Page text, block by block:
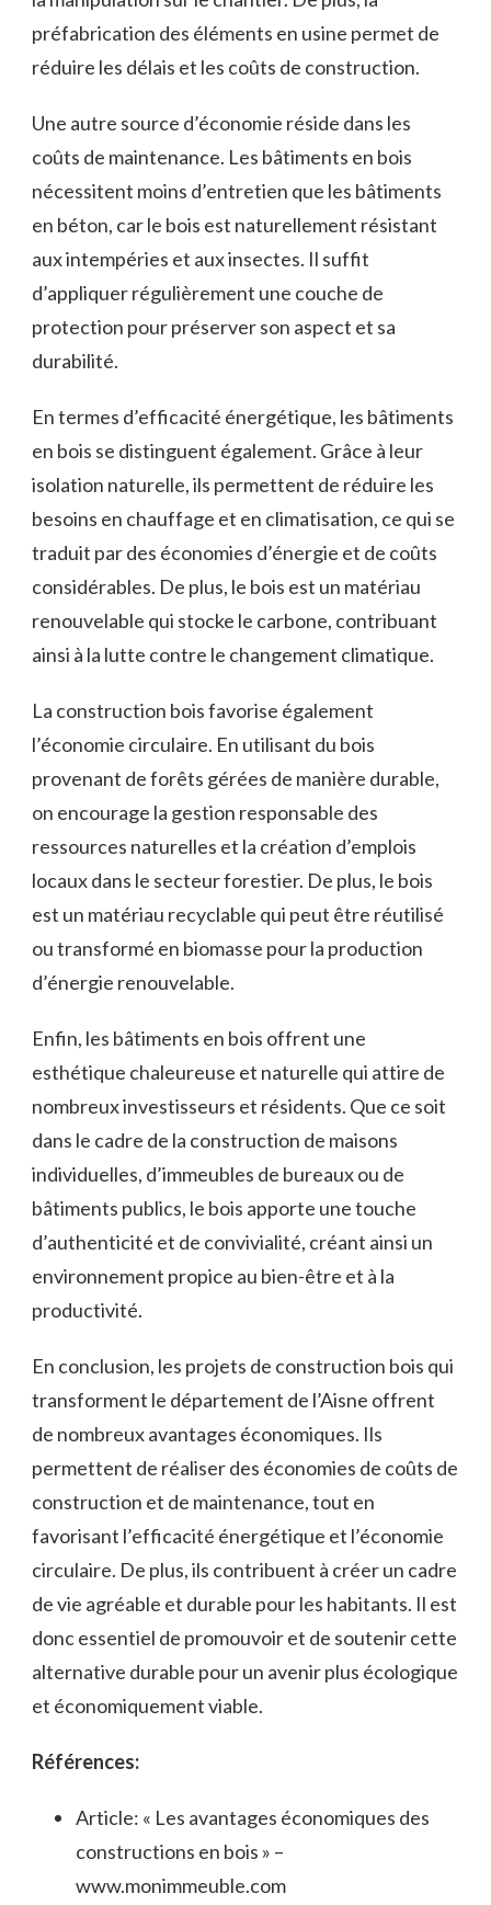
préfabrication⁤ des éléments en usine permet ⁢de
réduire les délais et les coûts‌ de construction.
Une autre source d’économie réside dans les
coûts de maintenance. Les bâtiments en bois
nécessitent moins d’entretien que les bâtiments
⁣en ‍béton, car le bois est⁤ naturellement résistant
aux intempéries⁤ et‌ aux insectes. Il suffit
d’appliquer régulièrement une couche de​
protection pour préserver son aspect et sa
durabilité.
En termes d’efficacité‍ énergétique, ​les bâtiments‌
en‍ bois se distinguent également. Grâce à ​leur
isolation naturelle, ils permettent⁣ de réduire les
besoins en​ chauffage et en climatisation, ce ​qui se
traduit par des économies d’énergie et de coûts
considérables. De plus,⁤ le‍ bois est un ⁤matériau
renouvelable qui stocke le​ carbone, contribuant
ainsi à‍ la⁣ lutte ‍contre le changement‌ climatique.
La construction ⁢bois favorise ⁤également
l’économie circulaire. En utilisant ⁣du bois
provenant de forêts gérées de manière durable,
on encourage la gestion responsable des
ressources‍ naturelles ​et la⁢ création ‌d’emplois
locaux dans​ le secteur⁣ forestier. De plus, le bois
est un matériau recyclable qui‌ peut être réutilisé
ou transformé⁣ en biomasse pour la production
d’énergie renouvelable.
Enfin,⁢ les bâtiments en bois offrent une
esthétique​ chaleureuse et naturelle qui‍ attire de
nombreux investisseurs‌ et résidents. Que ce⁣ soit
dans le cadre de la construction de maisons
individuelles, d’immeubles de bureaux ou de
bâtiments publics, le bois apporte ‌une touche
d’authenticité et⁣ de convivialité, créant ainsi‍ un
environnement ⁣propice au bien-être et​ à la
productivité.
En‌ conclusion, les⁢ projets​ de construction bois qui
transforment le département de l’Aisne offrent‍
de nombreux avantages économiques. Ils
permettent de réaliser des économies de ​coûts‌ de
​construction et de maintenance, tout en
favorisant l’efficacité énergétique et​ l’économie
circulaire. De plus, ils contribuent à créer un cadre
de vie agréable et durable ‍pour les habitants. Il est
donc ⁢essentiel de promouvoir et de soutenir cette
alternative durable⁢ pour un avenir plus écologique
et économiquement ‌viable.
Références:
Article: « Les avantages⁢ économiques des
constructions en ⁢bois » –
www.monimmeuble.com